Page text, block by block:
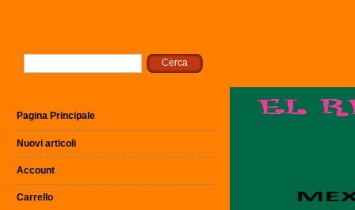
Pagina Principale
Nuovi articoli
Account
Carrello